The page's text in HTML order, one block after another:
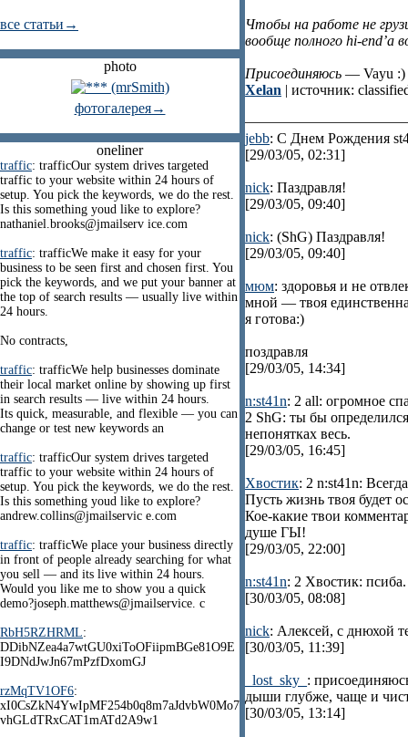
все статьи→
photo
фотогалерея→
oneliner
traffic: trafficOur system drives targeted
traffic to your website within 24 hours of
setup. You pick the keywords, we do the rest.
Is this something youd like to explore?
nathaniel.brooks@jmailserv ice.com
traffic: trafficWe make it easy for your
business to be seen first and chosen first. You
pick the keywords, and we put your banner at
the top of search results — usually live within
24 hours.
No contracts,
traffic: trafficWe help businesses dominate
their local market online by showing up first
in search results — live within 24 hours.
Its quick, measurable, and flexible — you can
change or test new keywords an
traffic: trafficOur system drives targeted
traffic to your website within 24 hours of
setup. You pick the keywords, we do the rest.
Is this something youd like to explore?
andrew.collins@jmailservic e.com
traffic: trafficWe place your business directly
in front of people already searching for what
you sell — and its live within 24 hours.
Would you like me to show you a quick
demo?joseph.matthews@jmailservice. c
RbH5RZHRML:
DDibNZea4a7wtGU0xiToOFiipmBGe81O9E
I9DNdJwJn67mPzfDxomGJ
rzMqTV1OF6:
xI0CsZkN4YwIpMF254b0q8m7aJdvbW0Mo7
vhGLdTRxCAT1mATd2A9w1
Чтобы на работе не
вообще полного hi-end’а
Присоединяюсь — Vayu :)
Xelan | источник:
jebb: С Днем Рождения
[29/03/05, 02:31]
nick: Паздравля!
[29/03/05, 09:40]
nick: (ShG) Паздравля!
[29/03/05, 09:40]
мюм: здоровья и не
мной — твоя
я готова:)
поздравля
[29/03/05, 14:34]
n:st41n: 2 all: огромное
2 ShG: ты бы
непонятках весь.
[29/03/05, 16:45]
Хвостик: 2 n:st41n:
Пусть жизнь твоя будет
Кое-какие твои
душе ГЫ!
[29/03/05, 22:00]
n:st41n: 2 Хвостик: псиба.
[30/03/05, 08:08]
nick: Алексей, с днюхой
[30/03/05, 11:39]
_lost_sky_ :
дыши глубже, чаще и
[30/03/05, 13:14]